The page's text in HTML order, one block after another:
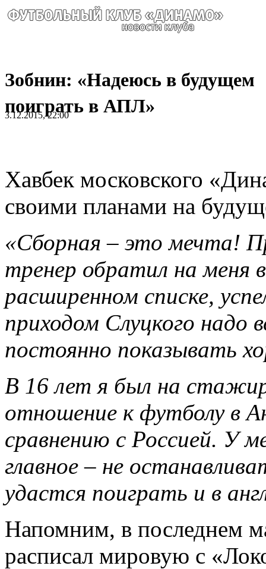
Зобнин: «Надеюсь в будущем
поиграть в АПЛ»
3.12.2015, 22:00
Хавбек московского
своими планами на
«Сборная – это мечта!
тренер обратил на меня
расширенном списке,
приходом Слуцкого надо
постоянно показывать
В 16 лет я был на
отношение к футболу в
сравнению с Россией. У
главное – не
удастся поиграть и в
Напомним, в последнем
расписал мировую с